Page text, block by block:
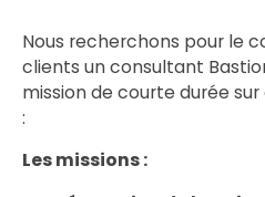
Nous recherchons pour le
clients un consultant
mission de courte durée
:
Les missions :